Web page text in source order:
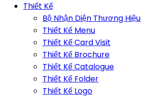
Thiết Kế
Bộ Nhận Diện Thương Hiệu
Thiết Kế Menu
Thiết Kế Card Visit
Thiết Kế Brochure
Thiết Kế Catalogue
Thiết Kế Folder
Thiết Kế Logo